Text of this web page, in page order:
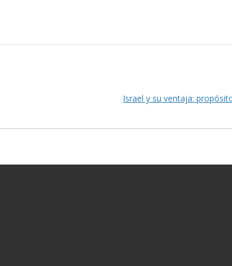
Israel y su ventaja: